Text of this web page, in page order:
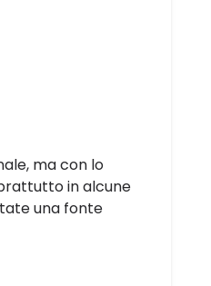
ma con lo
in alcune
una fonte